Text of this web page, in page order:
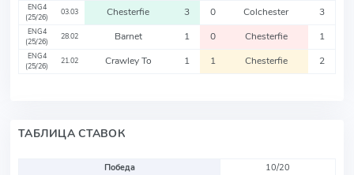
ENG4
(25/26)
03.03 Chesterfie 3 0 Colchester 3
ENG4
(25/26)
28.02 Barnet 1 0 Chesterfie 1
ENG4
(25/26)
21.02 Crawley To 1 1 Chesterfie 2
ТАБЛИЦА СТАВОК
Победа
10/20